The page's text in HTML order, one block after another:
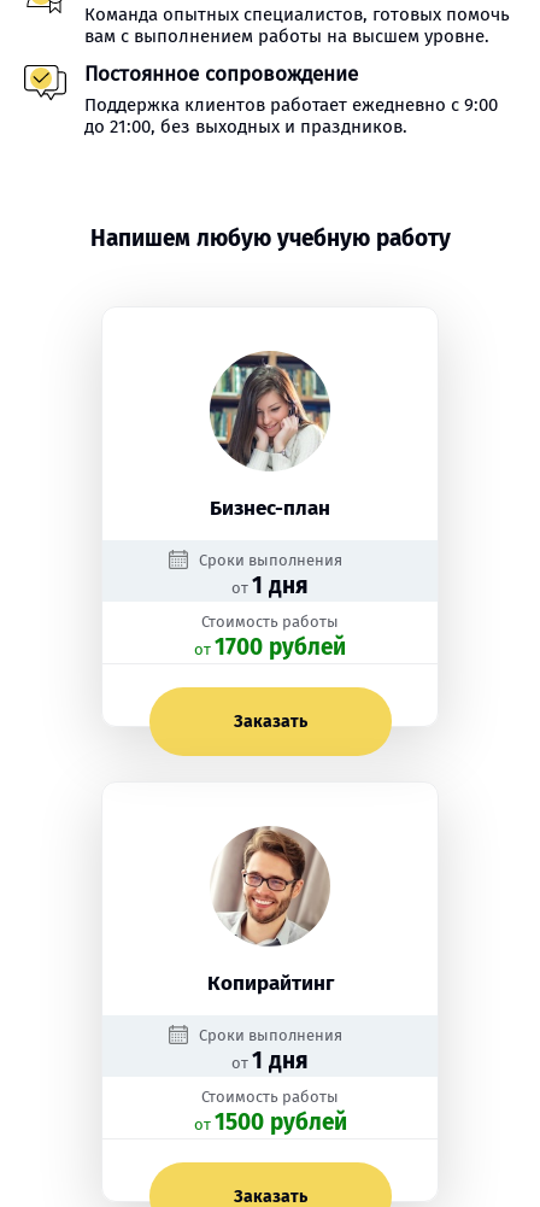
Команда опытных специалистов, готовых помочь
вам с выполнением работы на высшем уровне.
Постоянное сопровождение
Поддержка клиентов работает ежедневно с 9:00
до 21:00, без выходных и праздников.
Напишем любую учебную работу
Бизнес-план
Сроки выполнения
от 1 дня
Стоимость работы
oт 1700 рублей
Заказать
Копирайтинг
Сроки выполнения
от 1 дня
Стоимость работы
oт 1500 рублей
Заказать